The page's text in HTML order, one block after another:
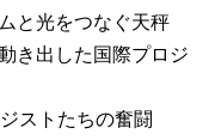
と光をつなぐ天秤
き出した国際プロジ
ストたちの奮闘